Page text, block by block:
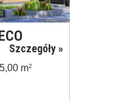
Szczegóły »
m2